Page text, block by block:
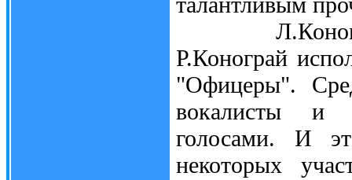
Р.Конограй
"Офицеры".
вокалисты и
голосами. И
некоторых